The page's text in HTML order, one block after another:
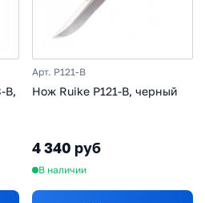
B,
Арт. P121-B
Нож Ruike P121-B, черный
4 340 руб
В наличии